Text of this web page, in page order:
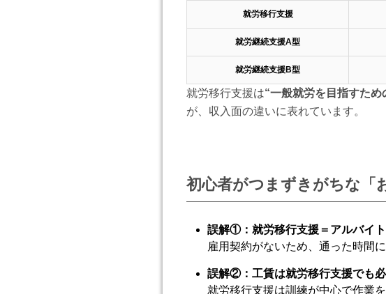
就労移行支援
就労継続支援A型
就労継続支援B型
就労移行支援は“一般就労を目指すため
が、収入面の違いに表れています。
初心者がつまずきがちな「
誤解①：就労移行支援＝アルバイ
雇用契約がないため、通った時間
誤解②：工賃は就労移行支援でも
就労移行支援は訓練が中心で作業